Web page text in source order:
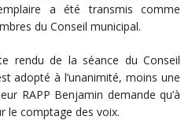
a été transmis comme
du Conseil municipal.
rendu de la séance du Conseil
adopté à l’unanimité, moins une
RAPP Benjamin demande qu’à
le comptage des voix.